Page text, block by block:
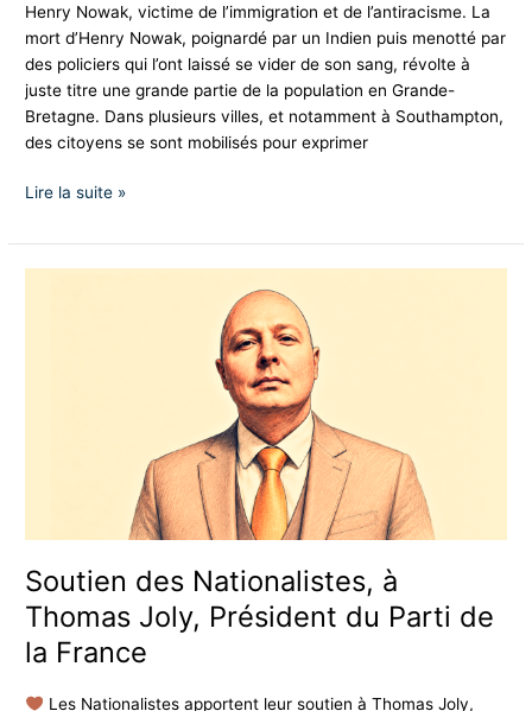
Henry Nowak, victime de l’immigration et de l’antiracisme. La
mort d’Henry Nowak, poignardé par un Indien puis menotté par
des policiers qui l’ont laissé se vider de son sang, révolte à
juste titre une grande partie de la population en Grande-
Bretagne. Dans plusieurs villes, et notamment à Southampton,
des citoyens se sont mobilisés pour exprimer
Lire la suite »
Soutien des Nationalistes, à
Thomas Joly, Président du Parti de
la France
Les Nationalistes apportent leur soutien à Thomas Joly,
la
France